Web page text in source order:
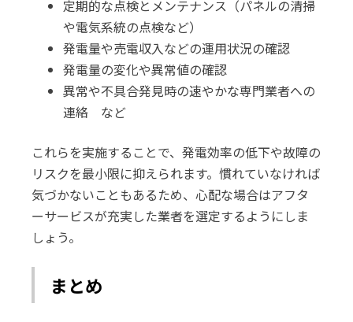
定期的な点検とメンテナンス（パネルの清掃
や電気系統の点検など）
発電量や売電収入などの運用状況の確認
発電量の変化や異常値の確認
異常や不具合発見時の速やかな専門業者への
連絡 など
これらを実施することで、発電効率の低下や故障の
リスクを最小限に抑えられます。慣れていなければ
気づかないこともあるため、心配な場合はアフタ
ーサービスが充実した業者を選定するようにしま
しょう。
まとめ